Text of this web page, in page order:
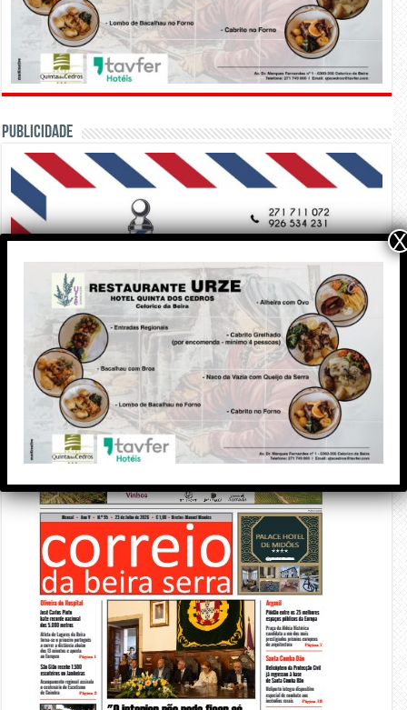
PUBLICIDADE
Edição Impressa
X